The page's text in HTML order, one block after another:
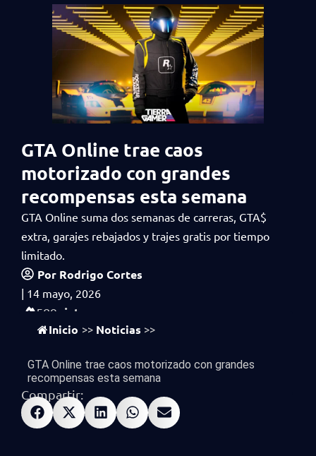
GTA Online trae caos
motorizado con grandes
recompensas esta semana
GTA Online suma dos semanas de carreras, GTA$
extra, garajes rebajados y trajes gratis por tiempo
limitado.
Por Rodrigo Cortes
| 14 mayo, 2026
589 vistas
Inicio >> Noticias >>
GTA Online trae caos motorizado con grandes
recompensas esta semana
Compartir: